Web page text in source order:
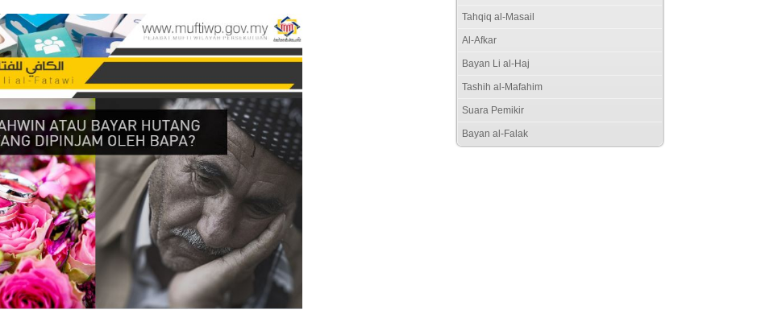
Tahqiq al-Masail
Al-Afkar
Bayan Li al-Haj
Tashih al-Mafahim
Suara Pemikir
Bayan al-Falak